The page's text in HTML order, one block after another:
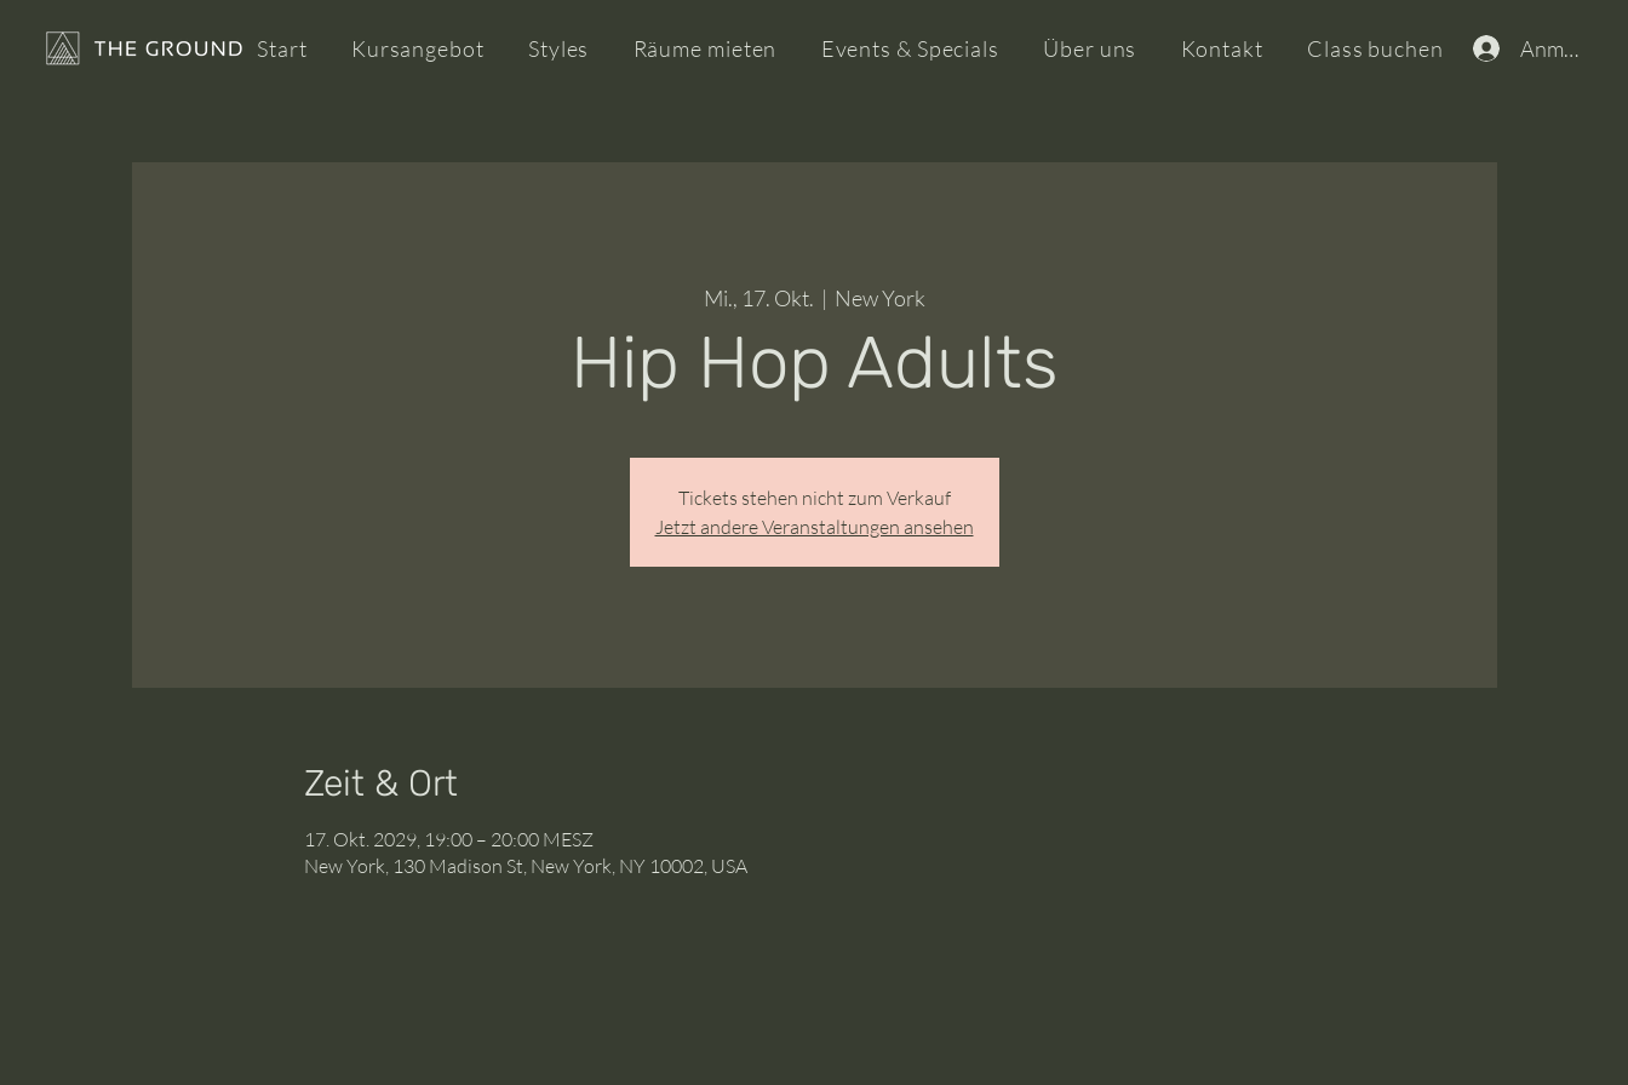
Start Kursangebot Styles Räume mieten Events & Specials Über uns Kontakt Class buchen Anmelden
Mi., 17. Okt.
  |
New York
Hip Hop Adults
Tickets stehen nicht zum Verkauf
Jetzt andere Veranstaltungen ansehen
Zeit & Ort
17. Okt. 2029, 19:00 – 20:00 MESZ
New York, 130 Madison St, New York, NY 10002, USA